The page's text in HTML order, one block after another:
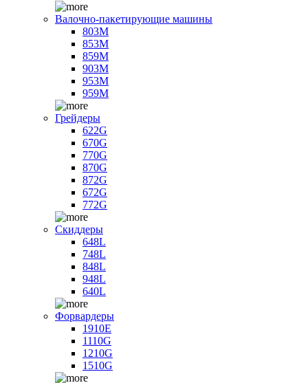
Валочно-пакетирующие машины
803M
853M
859M
903M
953M
959M
Грейдеры
622G
670G
770G
870G
872G
672G
772G
Скиддеры
648L
748L
848L
948L
640L
Форвардеры
1910E
1110G
1210G
1510G